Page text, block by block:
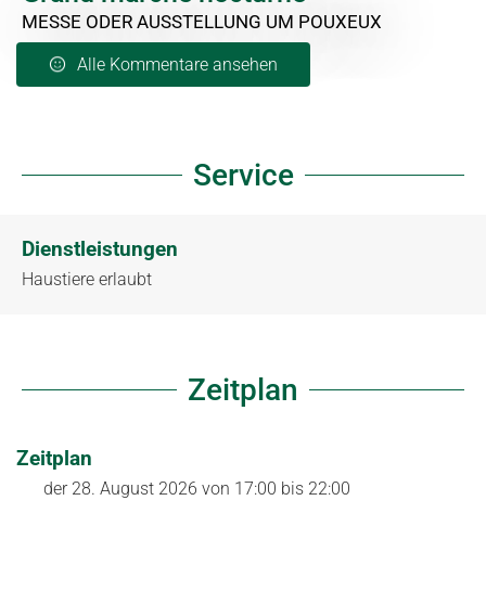
MESSE ODER AUSSTELLUNG UM POUXEUX
Alle Kommentare ansehen
Service
Dienstleistungen
Haustiere erlaubt
Zeitplan
Zeitplan
der 28. August 2026 von 17:00 bis 22:00